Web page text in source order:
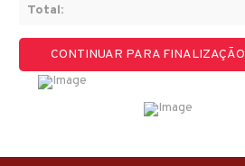
sensíveis]com
Tierno
quantidade
CONTINUAR PARA FINALIZAÇÃO